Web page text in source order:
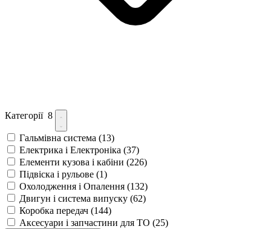
Категорії 8
Гальмівна система (13)
Електрика і Електроніка (37)
Елементи кузова і кабіни (226)
Підвіска і рульове (1)
Охолодження і Опалення (132)
Двигун і система випуску (62)
Коробка передач (144)
Аксесуари і запчастини для ТО (25)